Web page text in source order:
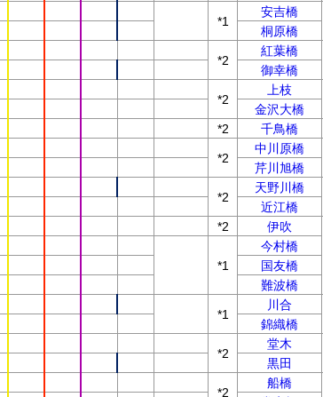
*1
安吉橋
桐原橋
*2
紅葉橋
御幸橋
*2
上枝
金沢大橋
*2 千鳥橋
*2
中川原橋
芹川旭橋
*2
天野川橋
近江橋
*2 伊吹
*1
今村橋
国友橋
難波橋
*1
川合
錦織橋
*2
堂木
黒田
*2
船橋